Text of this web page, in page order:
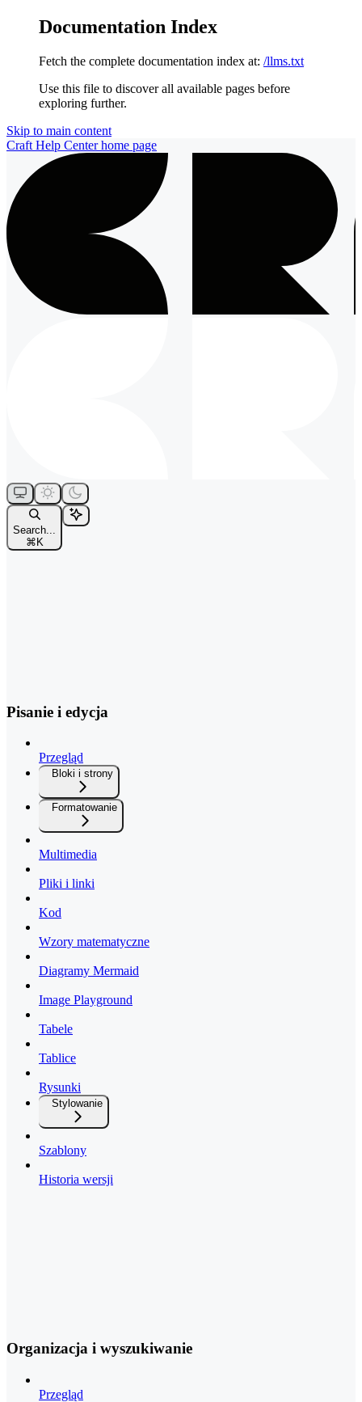
Documentation Index
Fetch the complete documentation index at: /llms.txt
Use this file to discover all available pages before
exploring further.
Skip to main content
Craft Help Centerhome page
Search...
⌘ K
Pisanie i edycja
Przegląd
Bloki i strony
Formatowanie
Multimedia
Pliki i linki
Kod
Wzory matematyczne
Diagramy Mermaid
Image Playground
Tabele
Tablice
Rysunki
Stylowanie
Szablony
Historia wersji
Organizacja i wyszukiwanie
Przegląd